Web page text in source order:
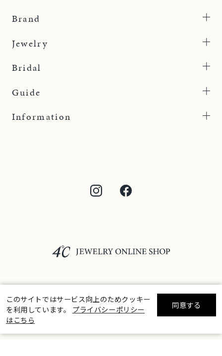
絞り込んで検索する
Brand
Jewelry
Bridal
Guide
Information
©F.D.C.PRODUCTS INC.
このサイトではサービス向上のためクッキー
を利用しています。 プライバシーポリシー
はこちら
同意する